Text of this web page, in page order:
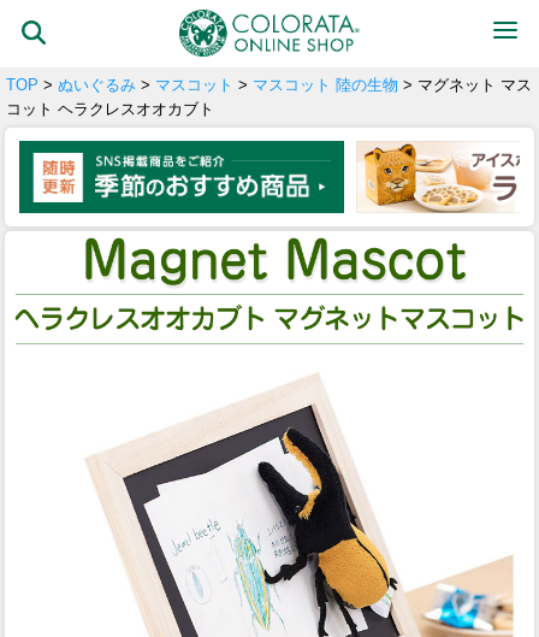
TOP > ぬいぐるみ > マスコット > マスコット 陸の生物 > マグネット マス
コット ヘラクレスオオカブト